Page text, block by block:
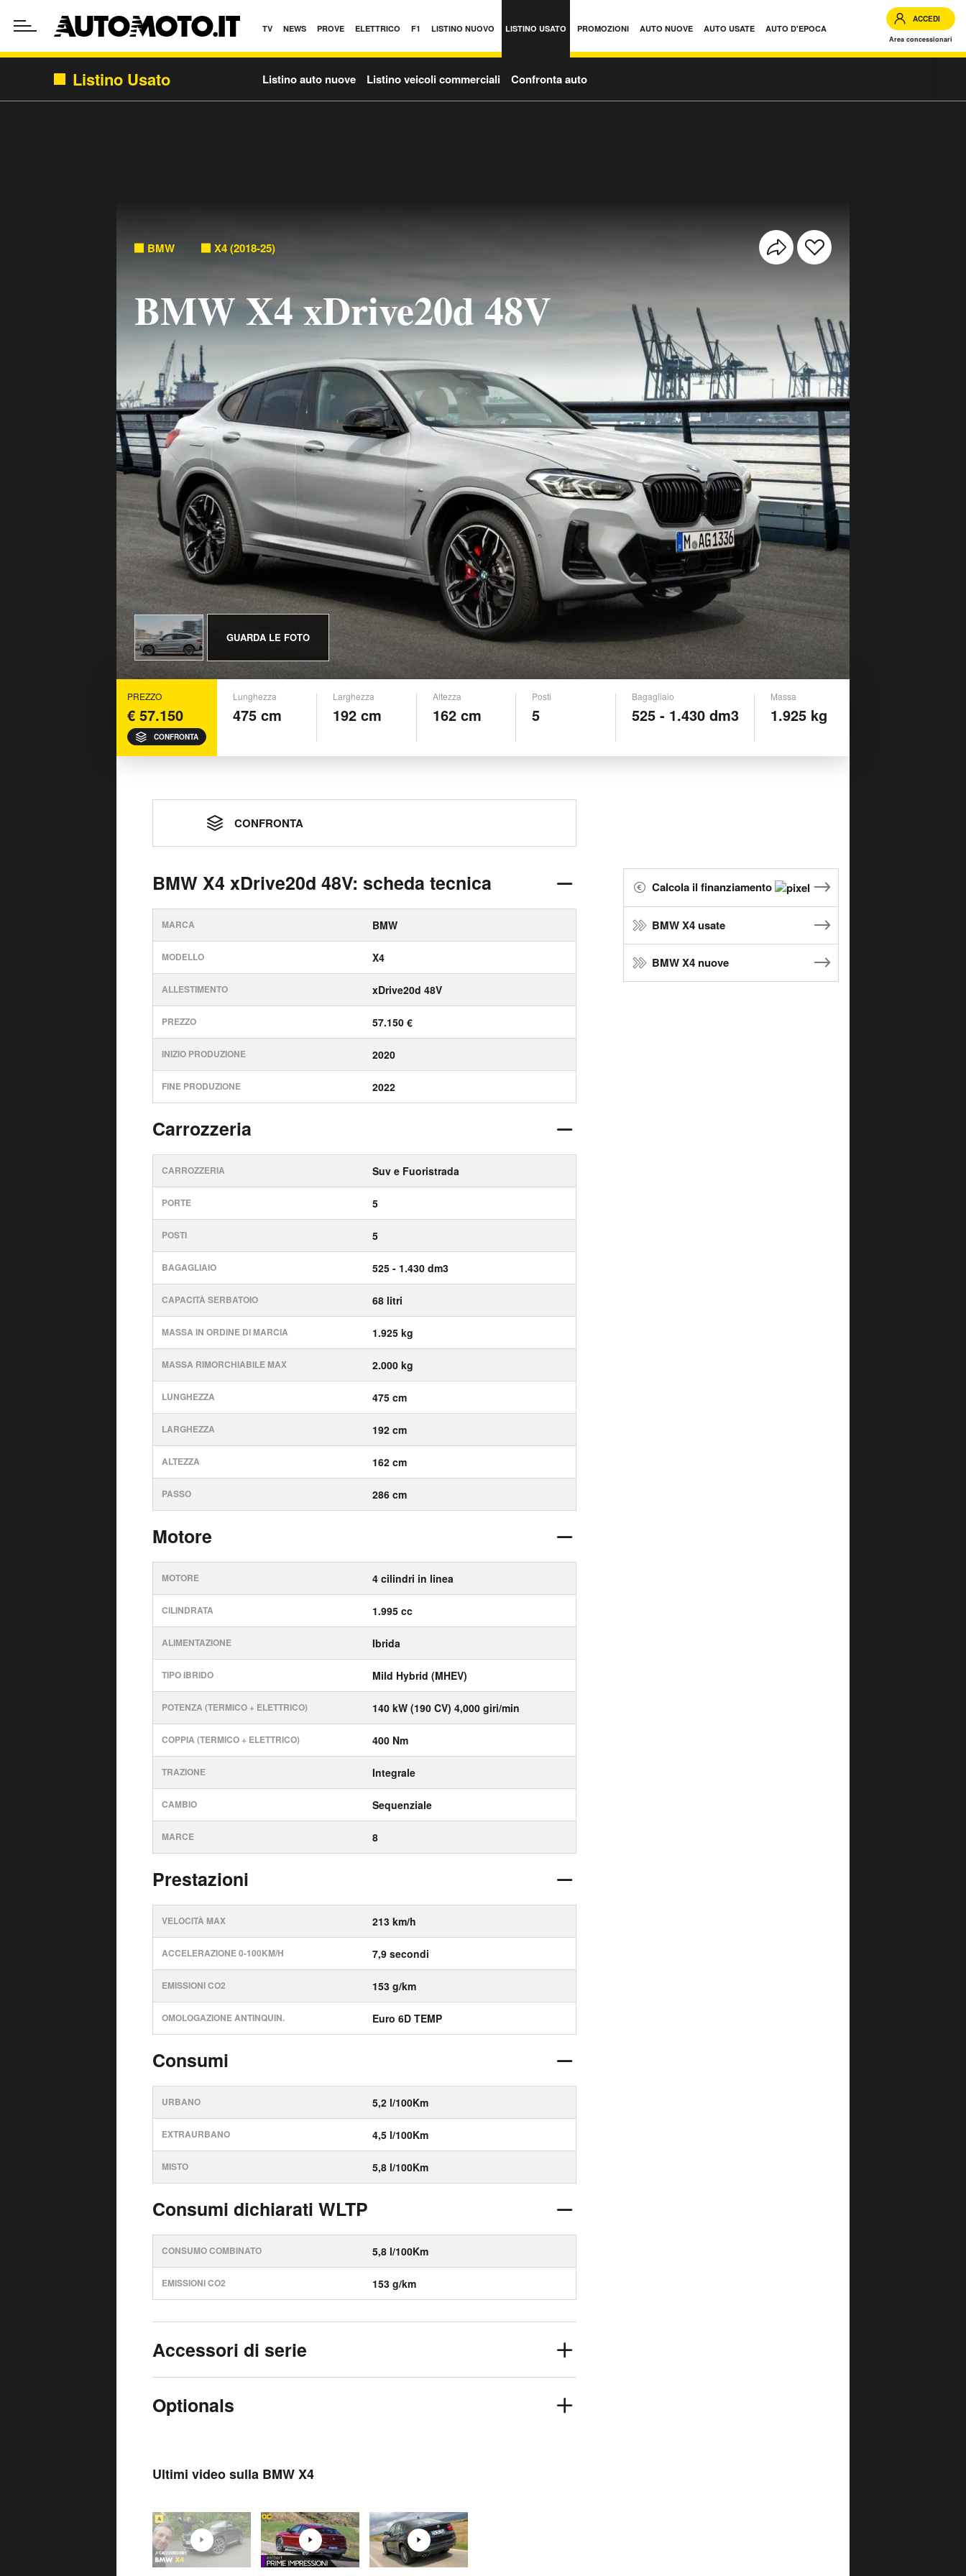
TV NEWS PROVE ELETTRICO F1 LISTINO NUOVO LISTINO USATO PROMOZIONI AUTO NUOVE AUTO USATE AUTO D'EPOCA
ACCEDI
Area concessionari
Listino Usato Listino auto nuove Listino veicoli commerciali Confronta auto
BMW X4 (2018-25)
BMW X4 xDrive20d 48V
GUARDA LE FOTO
PREZZO
€ 57.150
CONFRONTA
Lunghezza
475 cm
Larghezza
192 cm
Altezza
162 cm
Posti
5
Bagagliaio
525 - 1.430 dm3
Massa
1.925 kg
CONFRONTA
BMW X4 xDrive20d 48V: scheda tecnica
MARCA BMW
MODELLO X4
ALLESTIMENTO xDrive20d 48V
PREZZO 57.150 €
INIZIO PRODUZIONE 2020
FINE PRODUZIONE 2022
Carrozzeria
CARROZZERIA Suv e Fuoristrada
PORTE 5
POSTI 5
BAGAGLIAIO 525 - 1.430 dm3
CAPACITÀ SERBATOIO 68 litri
MASSA IN ORDINE DI MARCIA 1.925 kg
MASSA RIMORCHIABILE MAX 2.000 kg
LUNGHEZZA 475 cm
LARGHEZZA 192 cm
ALTEZZA 162 cm
PASSO 286 cm
Motore
MOTORE 4 cilindri in linea
CILINDRATA 1.995 cc
ALIMENTAZIONE Ibrida
TIPO IBRIDO Mild Hybrid (MHEV)
POTENZA (TERMICO + ELETTRICO) 140 kW (190 CV) 4,000 giri/min
COPPIA (TERMICO + ELETTRICO) 400 Nm
TRAZIONE Integrale
CAMBIO Sequenziale
MARCE 8
Prestazioni
VELOCITÀ MAX 213 km/h
ACCELERAZIONE 0-100KM/H 7,9 secondi
EMISSIONI CO2 153 g/km
OMOLOGAZIONE ANTINQUIN. Euro 6D TEMP
Consumi
URBANO 5,2 l/100Km
EXTRAURBANO 4,5 l/100Km
MISTO 5,8 l/100Km
Consumi dichiarati WLTP
CONSUMO COMBINATO 5,8 l/100Km
EMISSIONI CO2 153 g/km
Accessori di serie
Optionals
Ultimi video sulla BMW X4
Calcola il finanziamento
BMW X4 usate
BMW X4 nuove